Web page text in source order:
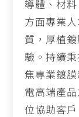
導體、材
方面專業
質，厚植
驗。持續
焦專業鍍
電高端產
位協助客